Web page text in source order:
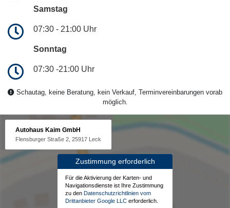
Samstag
07:30 - 21:00 Uhr
Sonntag
07:30 -21:00 Uhr
Schautag, keine Beratung, kein Verkauf, Terminvereinbarungen vorab
möglich.
Autohaus Kaim GmbH
Flensburger Straße 2, 25917 Leck
Zustimmung erforderlich
Für die Aktivierung der Karten- und
Navigationsdienste ist Ihre Zustimmung
zu den Datenschutzrichtlinien vom
Drittanbieter Google LLC erforderlich.